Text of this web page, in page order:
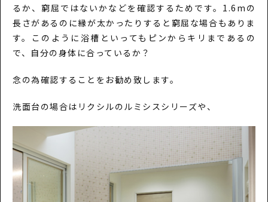
るか、窮屈ではないかなどを確認するためです。1.6mの
長さがあるのに縁が太かったりすると窮屈な場合もありま
す。このように浴槽といってもピンからキリまであるの
で、自分の身体に合っているか？
念の為確認することをお勧め致します。
洗面台の場合はリクシルのルミシスシリーズや、